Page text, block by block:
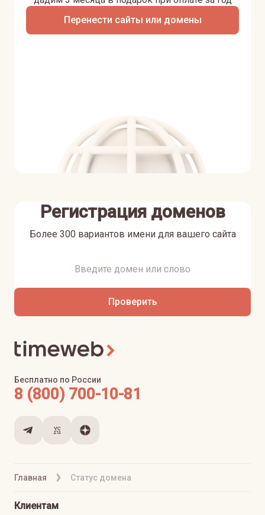
Перенести сайты или домены
Регистрация доменов
Более 300 вариантов имени для вашего сайта
Проверить
Главная Статус домена
Бесплатно по России
8 (800) 700-10-81
Клиентам